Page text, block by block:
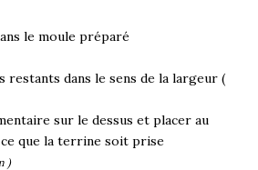
le moule préparé
restants dans le sens de la largeur (
sur le dessus et placer au
que la terrine soit prise
)